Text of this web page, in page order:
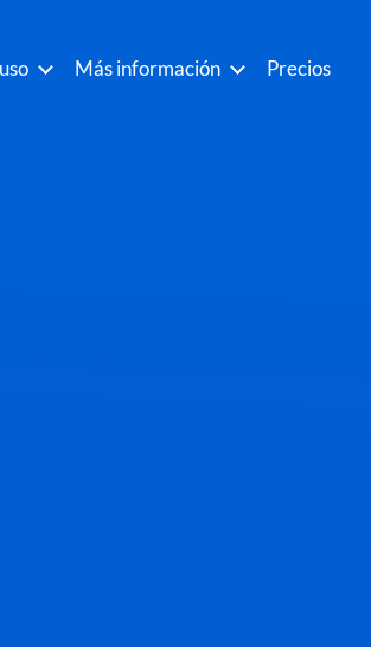
Más información Precios